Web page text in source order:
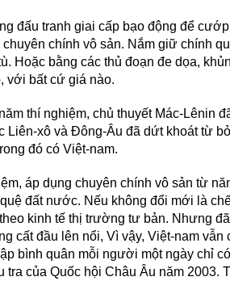
đấu tranh giai cấp bạo động để
chính vô sản. Nắm giữ chính
Hoặc bằng các thủ đoạn đe dọa,
với bất cứ giá nào.
thí nghiệm, chủ thuyết Mác-Lênin
Liên-xô và Ðông-Âu đã dứt khoát từ
đó có Việt-nam.
áp dụng chuyên chính vô sản từ
đất nước. Nếu không đổi mới là
kinh tế thị trường tư bản. Nhưng
cất đầu lên nổi, Vì vậy, Việt-nam
bình quân mỗi người một ngày chỉ
tra của Quốc hội Châu Âu năm 2003.